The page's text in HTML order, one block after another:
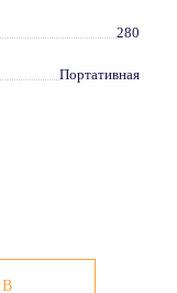
280
Портативная